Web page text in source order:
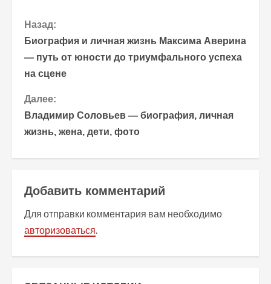
П
р
о
д
о
л
и
т
ь
Назад:
Биография и личная жизнь Максима Аверина
— путь от юности до триумфального успеха
на сцене
Далее:
Владимир Соловьев — биография, личная
жизнь, жена, дети, фото
Добавить комментарий
Для отправки комментария вам необходимо
авторизоваться.